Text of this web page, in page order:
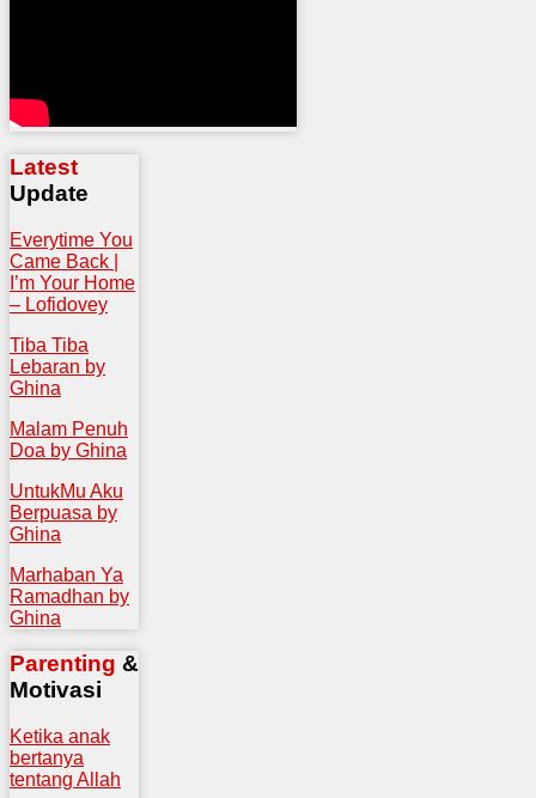
Latest
Update
Everytime You
Came Back |
I’m Your Home
– Lofidovey
Tiba Tiba
Lebaran by
Ghina
Malam Penuh
Doa by Ghina
UntukMu Aku
Berpuasa by
Ghina
Marhaban Ya
Ramadhan by
Ghina
Parenting &
Motivasi
Ketika anak
bertanya
tentang Allah